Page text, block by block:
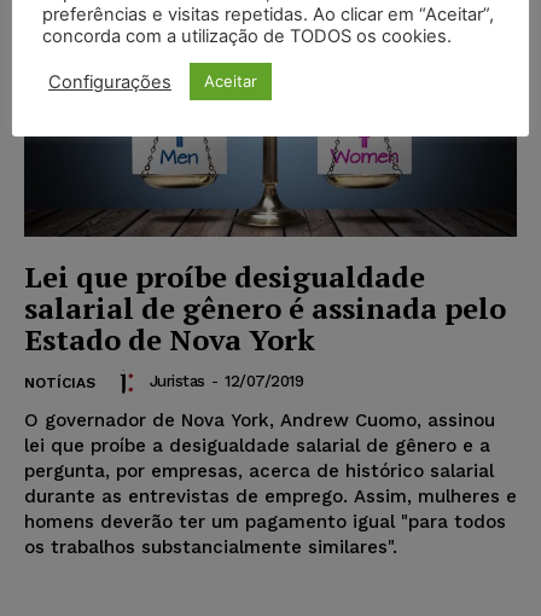
Lei que proíbe desigualdade
salarial de gênero é assinada pelo
Estado de Nova York
NOTÍCIAS Juristas - 12/07/2019
O governador de Nova York, Andrew Cuomo, assinou
lei que proíbe a desigualdade salarial de gênero e a
pergunta, por empresas, acerca de histórico salarial
durante as entrevistas de emprego. Assim, mulheres e
homens deverão ter um pagamento igual "para todos
os trabalhos substancialmente similares".
preferências e visitas repetidas. Ao clicar em “Aceitar”,
concorda com a utilização de TODOS os cookies.
Configurações Aceitar